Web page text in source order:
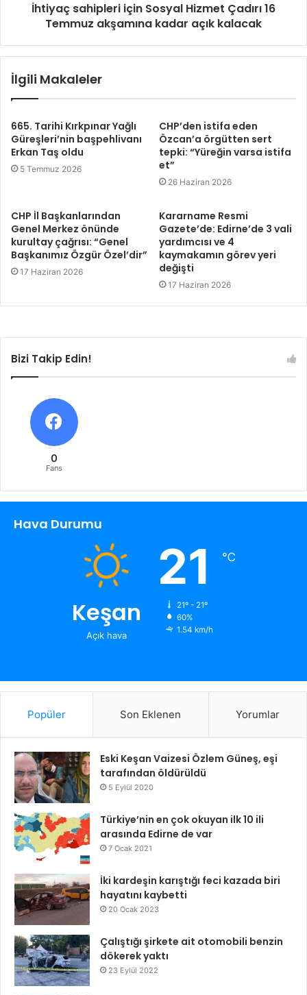
İhtiyaç sahipleri için Sosyal Hizmet Çadırı 16
Temmuz akşamına kadar açık kalacak
İlgili Makaleler
665. Tarihi Kırkpınar Yağlı
Güreşleri’nin başpehlivanı
Erkan Taş oldu
5 Temmuz 2026
CHP’den istifa eden
Özcan’a örgütten sert
tepki: “Yüreğin varsa istifa
et”
26 Haziran 2026
CHP İl Başkanlarından
Genel Merkez önünde
kurultay çağrısı: “Genel
Başkanımız Özgür Özel’dir”
17 Haziran 2026
Kararname Resmi
Gazete’de: Edirne’de 3 vali
yardımcısı ve 4
kaymakamın görev yeri
değişti
17 Haziran 2026
Bizi Takip Edin!
0
Fans
Hava Durumu
Keşan
Açık hava
21 ℃
21º - 21º
60%
1.54 km/h
Popüler Son Eklenen Yorumlar
Eski Keşan Vaizesi Özlem Güneş, eşi
tarafından öldürüldü
5 Eylül 2020
Türkiye’nin en çok okuyan ilk 10 ili
arasında Edirne de var
7 Ocak 2021
İki kardeşin karıştığı feci kazada biri
hayatını kaybetti
20 Ocak 2023
Çalıştığı şirkete ait otomobili benzin
dökerek yaktı
23 Eylül 2022